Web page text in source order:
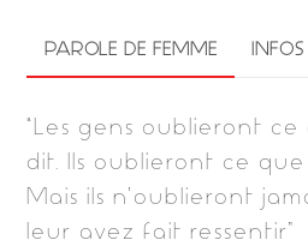
c
e
o
o
k
it
t
r
k
e
dI
PAROLE DE FEMME INFOS
“Les gens oublieront
dit. Ils oublieront ce
Mais ils n’oublieront
leur avez fait ressentir”